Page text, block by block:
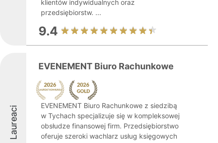
klientów indywidualnych oraz
przedsiębiorstw. ...
9.4
Laureaci
EVENEMENT Biuro Rachunkowe
EVENEMENT Biuro Rachunkowe z siedzibą
w Tychach specjalizuje się w kompleksowej
obsłudze finansowej firm. Przedsiębiorstwo
oferuje szeroki wachlarz usług księgowych